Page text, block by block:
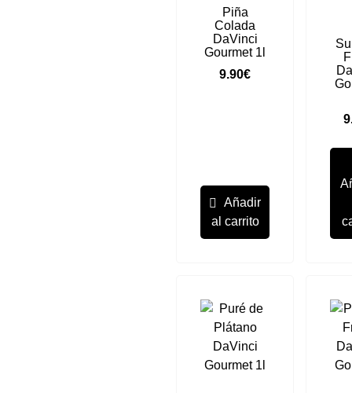
Piña
Colada
DaVinci
Gourmet 1l
9.90€
Añadir
al carrito